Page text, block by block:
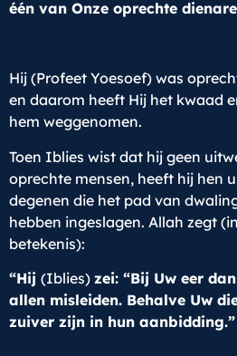
één van Onze oprechte
Hij (Profeet Yoesoef) was
en daarom heeft Hij het kwaad
hem weggenomen.
Toen Iblies wist dat hij geen
oprechte mensen, heeft hij hen
degenen die het pad van
hebben ingeslagen. Allah zegt
betekenis):
“Hij (Iblies) zei: “Bij Uw eer
allen misleiden. Behalve Uw
zuiver zijn in hun aanbidding.”